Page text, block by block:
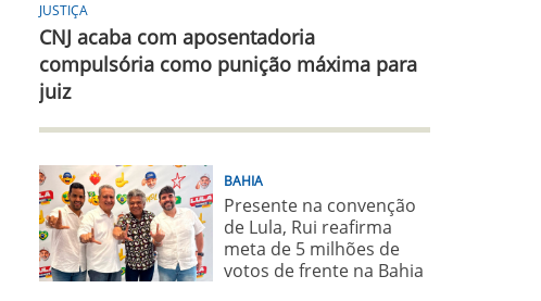
JUSTIÇA
CNJ acaba com aposentadoria
compulsória como punição máxima para
juiz
BAHIA
Presente na convenção
de Lula, Rui reafirma
meta de 5 milhões de
votos de frente na Bahia